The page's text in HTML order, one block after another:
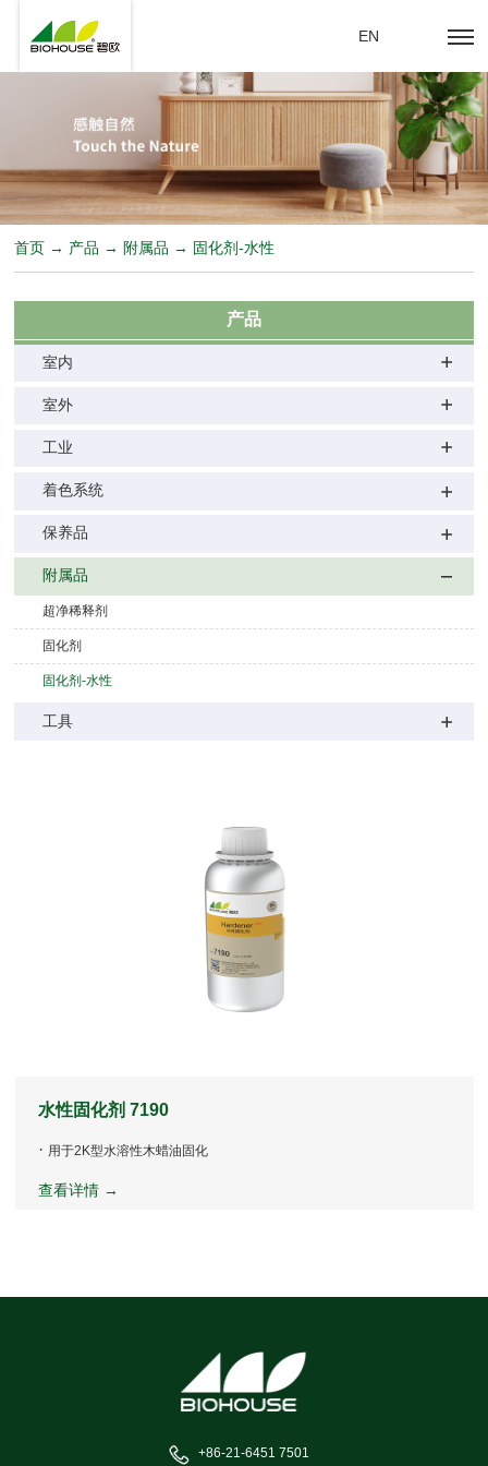
EN
首页 → 产品 → 附属品 → 固化剂-水性
产品
室内
室外
工业
着色系统
保养品
附属品
超净稀释剂
固化剂
固化剂-水性
工具
水性固化剂 7190
· 用于2K型水溶性木蜡油固化
查看详情 →
+86-21-6451 7501